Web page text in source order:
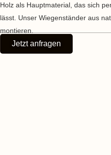
Holz als Hauptmaterial, das sich
lässt. Unser Wiegenständer aus
montieren.
Jetzt anfragen